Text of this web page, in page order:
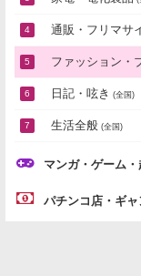
通販・フリマサ
ファッション・
日記・呟き (全国)
生活全般 (全国)
マンガ・ゲーム・
パチンコ店・ギャ